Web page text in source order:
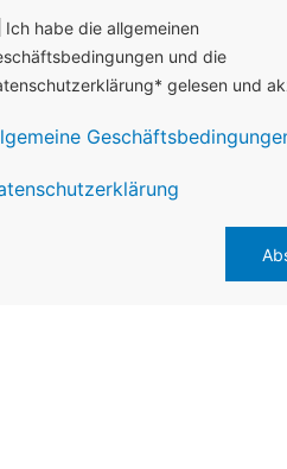
Ich habe die allgemeinen
und die
gelesen und